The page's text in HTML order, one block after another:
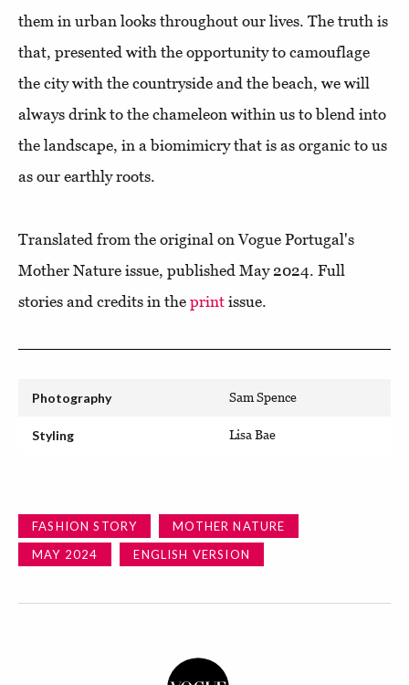
them in urban looks throughout our lives. The truth is
that, presented with the opportunity to camouflage
the city with the countryside and the beach, we will
always drink to the chameleon within us to blend into
the landscape, in a biomimicry that is as organic to us
as our earthly roots.
Translated from the original on Vogue Portugal's
Mother Nature issue, published May 2024. Full
stories and credits in the print issue.
Photography Sam Spence
Styling Lisa Bae
FASHION STORY
MOTHER NATURE
MAY 2024
ENGLISH VERSION